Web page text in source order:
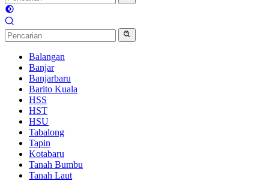
Balangan
Banjar
Banjarbaru
Barito Kuala
HSS
HST
HSU
Tabalong
Tapin
Kotabaru
Tanah Bumbu
Tanah Laut